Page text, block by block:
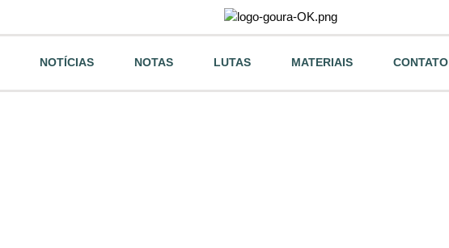
NOTÍCIAS NOTAS LUTAS MATERIAIS CONTATO